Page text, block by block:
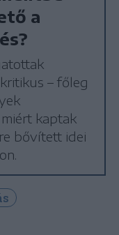
a
– főleg
kaptak
bővített idei